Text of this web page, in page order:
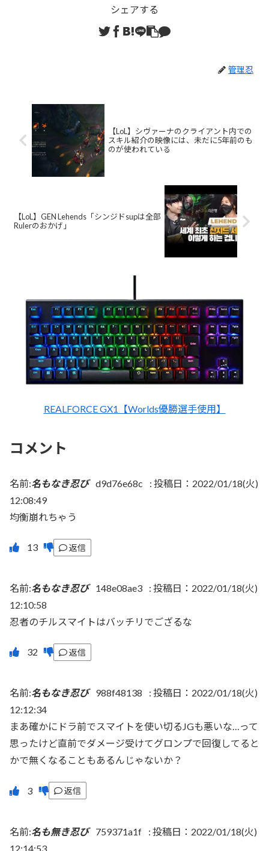
シェアする
管理忍
【LoL】シヴァーナのクライアント内での
スキル紹介の映像には、未だに5年前のも
のが使われている
【LoL】GEN Lehends「シンジドsupは全部
Rulerのおかげ」
REALFORCE GX1【Worlds優勝選手使用】
コメント
名前:名もなき忍び d9d76e68c : 投稿日：2022/01/18(火)
12:08:49
均衡崩れちゃう
返信
名前:名もなき忍び 148e08ae3 : 投稿日：2022/01/18(火)
12:10:58
忍者のチルスマイトはバッチリでござるな
返信
名前:名もなき忍び 988f48138 : 投稿日：2022/01/18(火)
12:12:34
まあ確かにドラ前でスマイトを使い切るJGも悪いな…って
思ったけど直前でダメージ受けてグロンプで回復してると
かで無くなることもあるんじゃないか？
返信
名前:名も無き忍び 759371a1f : 投稿日：2022/01/18(火)
12:14:53